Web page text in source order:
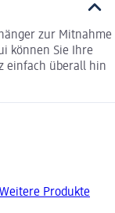
zur Mitnahme
können Sie Ihre
einfach überall hin
Weitere Produkte